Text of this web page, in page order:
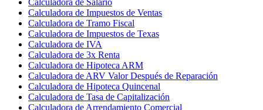
Calculadora de Impuestos de Ventas
Calculadora de Tramo Fiscal
Calculadora de Impuestos de Texas
Calculadora de IVA
Calculadora de 3x Renta
Calculadora de Hipoteca ARM
Calculadora de ARV Valor Después de Reparación
Calculadora de Hipoteca Quincenal
Calculadora de Tasa de Capitalización
Calculadora de Arrendamiento Comercial